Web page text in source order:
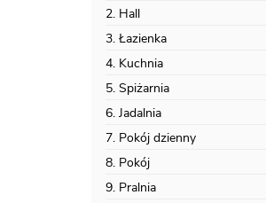
2. Hall
3. Łazienka
4. Kuchnia
5. Spiżarnia
6. Jadalnia
7. Pokój dzienny
8. Pokój
9. Pralnia